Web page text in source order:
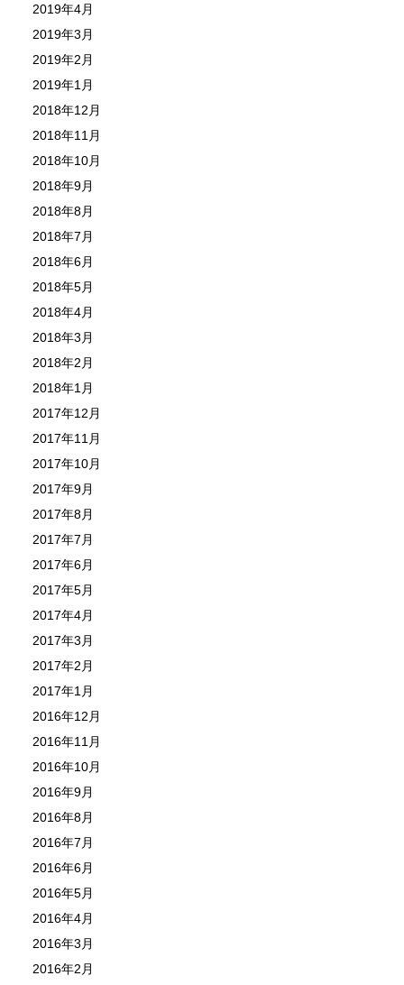
2019年4月
2019年3月
2019年2月
2019年1月
2018年12月
2018年11月
2018年10月
2018年9月
2018年8月
2018年7月
2018年6月
2018年5月
2018年4月
2018年3月
2018年2月
2018年1月
2017年12月
2017年11月
2017年10月
2017年9月
2017年8月
2017年7月
2017年6月
2017年5月
2017年4月
2017年3月
2017年2月
2017年1月
2016年12月
2016年11月
2016年10月
2016年9月
2016年8月
2016年7月
2016年6月
2016年5月
2016年4月
2016年3月
2016年2月